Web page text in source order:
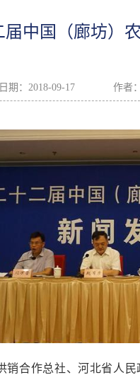
届中国（廊坊）
日期： 2018-09-17 作者：
销合作总社、河北省人